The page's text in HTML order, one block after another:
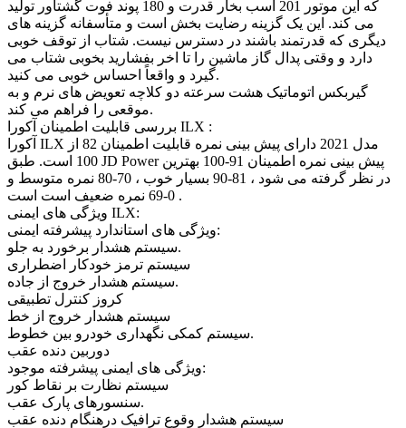
که این موتور 201 اسب بخار قدرت و 180 پوند فوت گشتاور تولید
می کند. این یک گزینه رضایت بخش است و متأسفانه گزینه های
دیگری که قدرتمند باشند در دسترس نیست. شتاب از توقف خوبی
دارد و وقتی پدال گاز ماشین را تا اخر بفشارید بخوبی شتاب می
گیرد و واقعاً احساس خوبی می کنید.
گیربکس اتوماتیک هشت سرعته دو کلاچه تعویض های نرم و به
موقعی را فراهم می کند.
بررسی قابلیت اطمینان آکورا ILX :
آکورا ILX مدل 2021 دارای پیش بینی نمره قابلیت اطمینان 82 از
100 است. طبق JD Power پیش بینی نمره اطمینان 91-100 بهترین
در نظر گرفته می شود ، 81-90 بسیار خوب ، 70-80 نمره متوسط و
0-69 نمره ضعیف است است .
ویژگی های ایمنی ILX:
ویژگی های استاندارد پیشرفته ایمنی:
سیستم هشدار برخورد به جلو.
سیستم ترمز خودکار اضطراری
سیستم هشدار خروج از جاده.
کروز کنترل تطبیقی
سیستم هشدار خروج از خط
سیستم کمکی نگهداری خودرو بین خطوط.
دوربین دنده عقب
ویژگی های ایمنی پیشرفته موجود:
سیستم نظارت بر نقاط کور
سنسورهای پارک عقب.
سیستم هشدار وقوع ترافیک درهنگام دنده عقب